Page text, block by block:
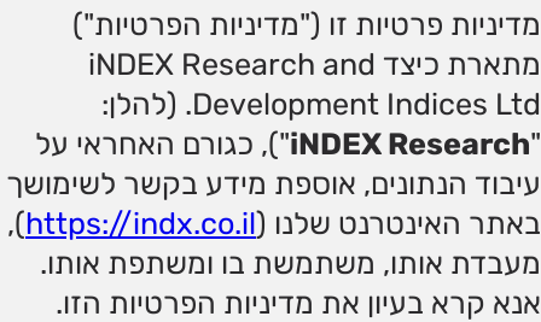
מדיניות פרטיות זו ("מדיניות הפרטיות")
מתארת ​​כיצד iNDEX Research and
Development Indices Ltd. (להלן:
"
iNDEX Research"), כגורם האחראי על
עיבוד הנתונים, אוספת מידע בקשר לשימושך
באתר האינטרנט שלנו (https://indx.co.il
),
מעבדת אותו, משתמשת בו ומשתפת אותו.
אנא קרא בעיון את מדיניות הפרטיות הזו.